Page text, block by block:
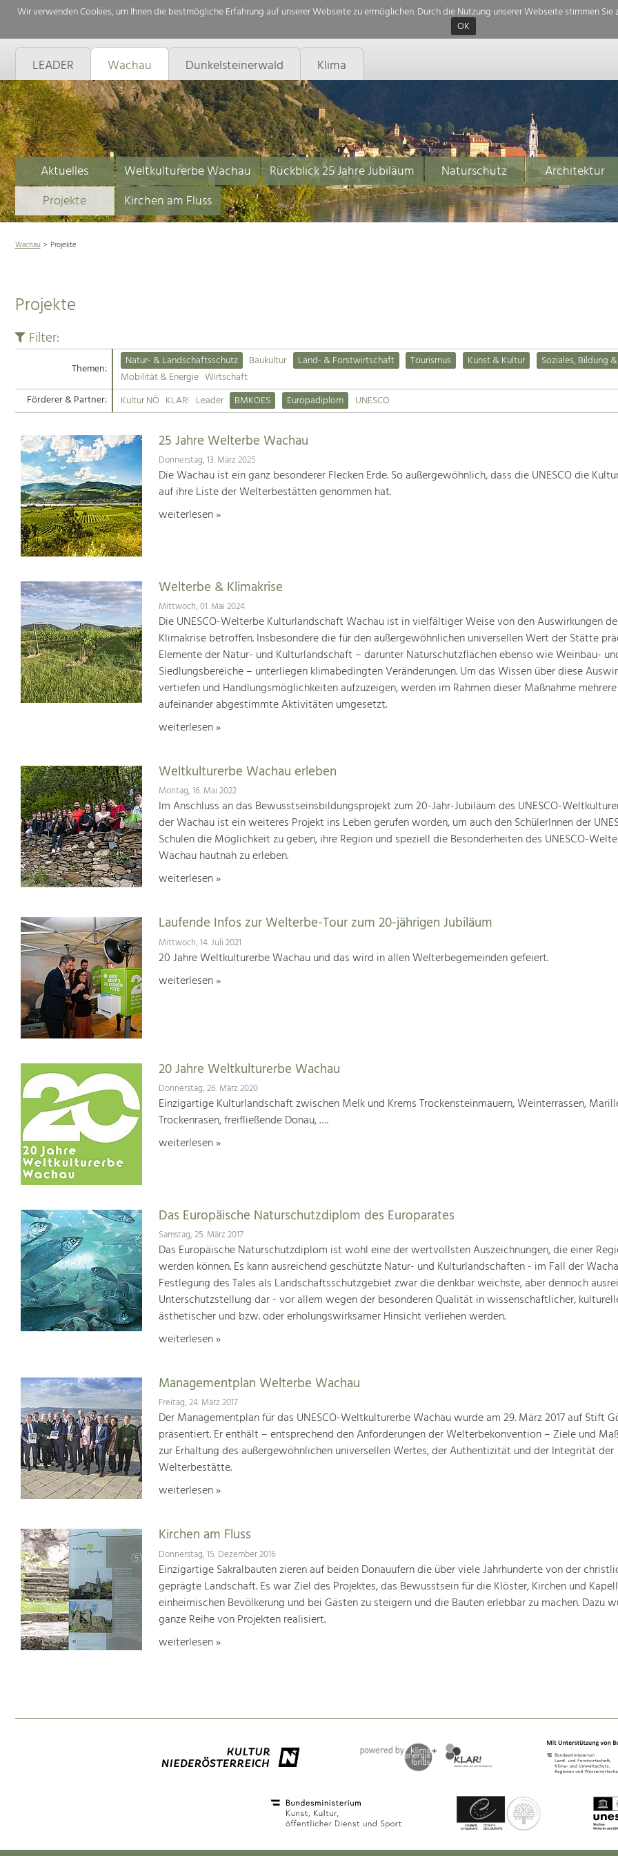
Wir verwenden Cookies, um Ihnen die bestmögliche Erfahrung auf unserer Webseite zu ermöglichen. Durch die Nutzung unserer Webseite stimmen
OK
LEADER Wachau Dunkelsteinerwald Klima
Aktuelles Weltkulturerbe Wachau Rückblick 25 Jahre Jubiläum Naturschutz Architektur
Projekte
Kirchen am Fluss
Wachau Projekte
Projekte
Filter:
Themen: Natur- & Landschaftsschutz Baukultur Land- & Forstwirtschaft Tourismus Kunst & Kultur
Soziales, Bildung
Mobilität & Energie Wirtschaft
Förderer & Partner:
Kultur NÖ KLAR! Leader BMKOES Europadiplom UNESCO
25 Jahre Welterbe Wachau
Donnerstag, 13. März 2025
Die Wachau ist ein ganz besonderer Flecken Erde. So außergewöhnlich, dass die UNESCO die
auf ihre Liste der Welterbestätten genommen hat.
weiterlesen »
Welterbe & Klimakrise
Mittwoch, 01. Mai 2024
Die UNESCO-Welterbe Kulturlandschaft Wachau ist in vielfältiger Weise von den Auswirkungen
Klimakrise betroffen. Insbesondere die für den außergewöhnlichen universellen Wert der Stätte
Elemente der Natur- und Kulturlandschaft – darunter Naturschutzflächen ebenso wie Weinbau-
Siedlungsbereiche – unterliegen klimabedingten Veränderungen. Um das Wissen über diese
vertiefen und Handlungsmöglichkeiten aufzuzeigen, werden im Rahmen dieser Maßnahme mehrere
aufeinander abgestimmte Aktivitäten umgesetzt.
weiterlesen »
Weltkulturerbe Wachau erleben
Montag, 16. Mai 2022
Im Anschluss an das Bewusstseinsbildungsprojekt zum 20-Jahr-Jubiläum des UNESCO-
der Wachau ist ein weiteres Projekt ins Leben gerufen worden, um auch den SchülerInnen der
Schulen die Möglichkeit zu geben, ihre Region und speziell die Besonderheiten des UNESCO-
Wachau hautnah zu erleben.
weiterlesen »
Laufende Infos zur Welterbe-Tour zum 20-jährigen Jubiläum
Mittwoch, 14. Juli 2021
20 Jahre Weltkulturerbe Wachau und das wird in allen Welterbegemeinden gefeiert.
weiterlesen »
20 Jahre Weltkulturerbe Wachau
Donnerstag, 26. März 2020
Einzigartige Kulturlandschaft zwischen Melk und Krems Trockensteinmauern, Weinterrassen,
Trockenrasen, freifließende Donau, ….
weiterlesen »
Das Europäische Naturschutzdiplom des Europarates
Samstag, 25. März 2017
Das Europäische Naturschutzdiplom ist wohl eine der wertvollsten Auszeichnungen, die einer
werden können. Es kann ausreichend geschützte Natur- und Kulturlandschaften - im Fall der
Festlegung des Tales als Landschaftsschutzgebiet zwar die denkbar weichste, aber dennoch
Unterschutzstellung dar - vor allem wegen der besonderen Qualität in wissenschaftlicher,
ästhetischer und bzw. oder erholungswirksamer Hinsicht verliehen werden.
weiterlesen »
Managementplan Welterbe Wachau
Freitag, 24. März 2017
Der Managementplan für das UNESCO-Weltkulturerbe Wachau wurde am 29. März 2017 auf Stift
präsentiert. Er enthält – entsprechend den Anforderungen der Welterbekonvention – Ziele und
zur Erhaltung des außergewöhnlichen universellen Wertes, der Authentizität und der Integrität der
Welterbestätte.
weiterlesen »
Kirchen am Fluss
Donnerstag, 15. Dezember 2016
Einzigartige Sakralbauten zieren auf beiden Donauufern die über viele Jahrhunderte von der
geprägte Landschaft. Es war Ziel des Projektes, das Bewusstsein für die Klöster, Kirchen und
einheimischen Bevölkerung und bei Gästen zu steigern und die Bauten erlebbar zu machen. Dazu
ganze Reihe von Projekten realisiert.
weiterlesen »